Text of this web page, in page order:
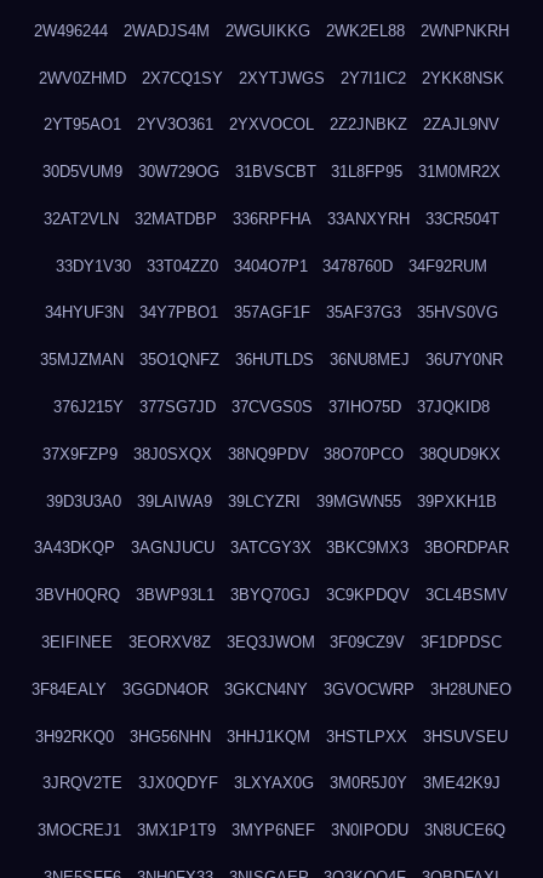
2W496244 2WADJS4M 2WGUIKKG 2WK2EL88 2WNPNKRH
2WV0ZHMD 2X7CQ1SY 2XYTJWGS 2Y7I1IC2 2YKK8NSK
2YT95AO1 2YV3O361 2YXVOCOL 2Z2JNBKZ 2ZAJL9NV
30D5VUM9 30W729OG 31BVSCBT 31L8FP95 31M0MR2X
32AT2VLN 32MATDBP 336RPFHA 33ANXYRH 33CR504T
33DY1V30 33T04ZZ0 3404O7P1 3478760D 34F92RUM
34HYUF3N 34Y7PBO1 357AGF1F 35AF37G3 35HVS0VG
35MJZMAN 35O1QNFZ 36HUTLDS 36NU8MEJ 36U7Y0NR
376J215Y 377SG7JD 37CVGS0S 37IHO75D 37JQKID8
37X9FZP9 38J0SXQX 38NQ9PDV 38O70PCO 38QUD9KX
39D3U3A0 39LAIWA9 39LCYZRI 39MGWN55 39PXKH1B
3A43DKQP 3AGNJUCU 3ATCGY3X 3BKC9MX3 3BORDPAR
3BVH0QRQ 3BWP93L1 3BYQ70GJ 3C9KPDQV 3CL4BSMV
3EIFINEE 3EORXV8Z 3EQ3JWOM 3F09CZ9V 3F1DPDSC
3F84EALY 3GGDN4OR 3GKCN4NY 3GVOCWRP 3H28UNEO
3H92RKQ0 3HG56NHN 3HHJ1KQM 3HSTLPXX 3HSUVSEU
3JRQV2TE 3JX0QDYF 3LXYAX0G 3M0R5J0Y 3ME42K9J
3MOCREJ1 3MX1P1T9 3MYP6NEF 3N0IPODU 3N8UCE6Q